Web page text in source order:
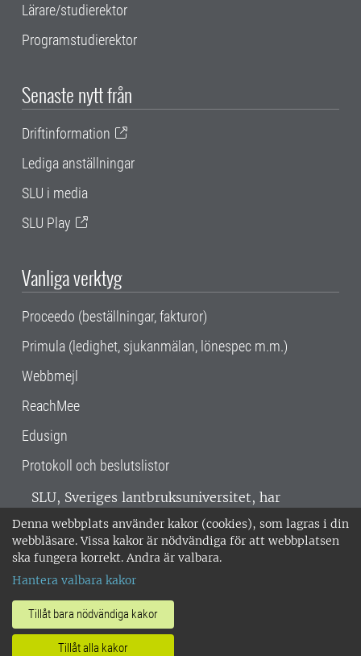
Denna webbplats använder kakor (cookies), som lagras i din
webbläsare. Vissa kakor är nödvändiga för att webbplatsen
ska fungera korrekt. Andra är valbara.
Hantera valbara kakor
Tillåt bara nödvändiga kakor
Tillåt alla kakor
Lärare/studierektor
Programstudierektor
Senaste nytt från
Driftinformation
Lediga anställningar
SLU i media
SLU Play
Vanliga verktyg
Proceedo (beställningar, fakturor)
Primula (ledighet, sjukanmälan, lönespec m.m.)
Webbmejl
ReachMee
Edusign
Protokoll och beslutslistor
SLU, Sveriges lantbruksuniversitet, har
verksamhet över hela Sverige. Huvudorter är
Alnarp, Uppsala och Umeå.SLU är
miljöcertifierat enligt ISO 14001. •
018-67 10 00 • Org nr: 202100-2817 •
Om SLU:s webbplatser
•Hantera kakor•Behandling av
personuppgifter